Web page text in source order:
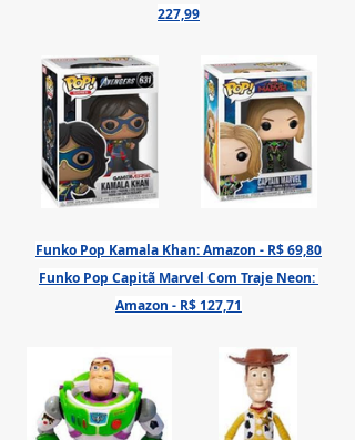
227,99
Funko Pop Kamala Khan: Amazon - R$ 69,80
Funko Pop Capitã Marvel Com Traje Neon:
Amazon - R$ 127,71